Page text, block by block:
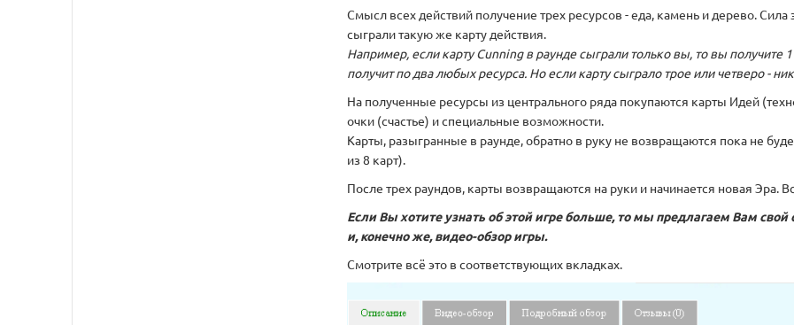
Смысл всех действий получение трех ресурсов - еда, камень и дерево. Сила
сыграли такую же карту действия.
Например, если карту Cunning в раунде сыграли только вы, то вы получите
получит по два любых ресурса. Но если карту сыграло трое или четверо -
На полученные ресурсы из центрального ряда покупаются карты Идей
очки (счастье) и специальные возможности.
Карты, разыгранные в раунде, обратно в руку не возвращаются пока не
из 8 карт).
После трех раундов, карты возвращаются на руки и начинается новая Эра.
Если Вы хотите узнать об этой игре больше, то мы предлагаем Вам свой
и, конечно же, видео-обзор игры.
Смотрите всё это в соответствующих вкладках.